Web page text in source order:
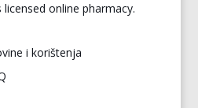
licensed online pharmacy.
i korištenja